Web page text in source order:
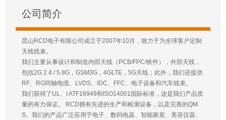
公司简介
昆山RCD电子有限公司成立于2007年10月，致力于为全球客户定制
天线线束。
我们主要从事设计和制造内部天线（PCB/FPC/铁件），外部天线，
包括2G 2.4 / 5.8G，GSM3G，4GLTE，5G天线；此外，我们还提供
RF、RG同轴电缆、LVDS、IDC、FFC、电子设备和汽车线束。
我们获得了UL、I ATF16949和ISO14001国际标准，这是我们产品质
量的有力保证。 RCD拥有先进的生产和检测设备，以及完善的QM
S。我们的产品广泛应用于电子、数码电器、智能家居、美容仪器、